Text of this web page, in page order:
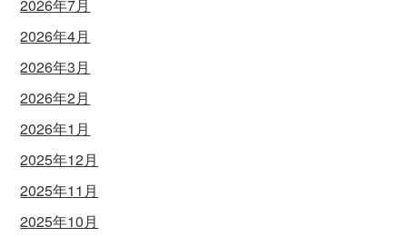
2026年7月
2026年4月
2026年3月
2026年2月
2026年1月
2025年12月
2025年11月
2025年10月